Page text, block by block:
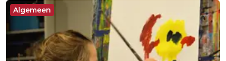
Algemeen